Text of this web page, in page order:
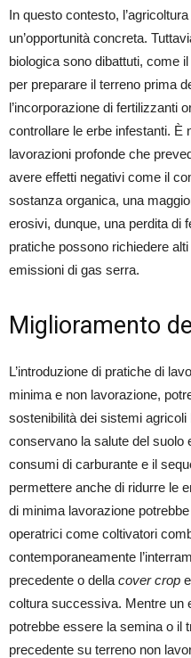
In questo contesto,
un’opportunità concreta.
biologica sono dibattuti, come
per preparare il terreno prima
l’incorporazione di fertilizzanti
controllare le erbe infestanti. È
lavorazioni profonde che
avere effetti negativi come il
sostanza organica, una
erosivi, dunque, una perdita di
pratiche possono richiedere
emissioni di gas serra.
Miglioramento
L’introduzione di pratiche di
minima e non lavorazione,
sostenibilità dei sistemi
conservano la salute del suolo
consumi di carburante e il
permettere anche di ridurre le
di minima lavorazione
operatrici come coltivatori
contemporaneamente
precedente o della cover crop
coltura successiva. Mentre un
potrebbe essere la semina o il
precedente su terreno non